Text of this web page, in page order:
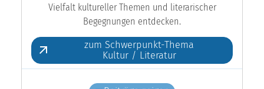
Vielfalt kultureller Themen und literarischer
Begegnungen entdecken.
zum Schwerpunkt-Thema
Kultur / Literatur